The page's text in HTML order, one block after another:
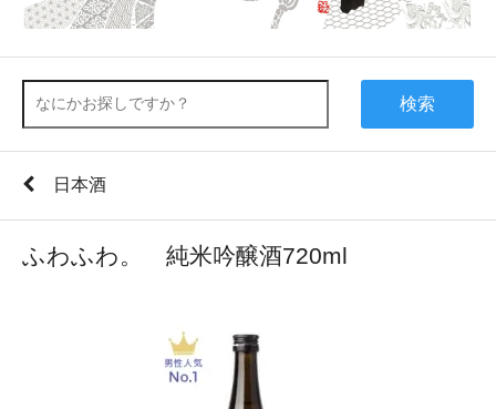
検索
日本酒
ふわふわ。 純米吟醸酒720ml